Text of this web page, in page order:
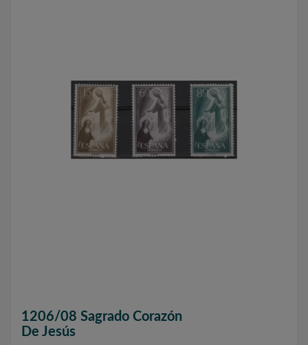
1206/08 Sagrado Corazón
De Jesús